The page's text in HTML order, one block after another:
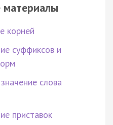
материалы
корней
суффиксов и
слова
приставок